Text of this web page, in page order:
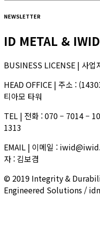
NEWSLETTER
ID METAL &
BUSINESS LICENSE | 사
HEAD OFFICE | 주소 :
티아모 타워
TEL | 전화 : 070 – 7014 –
1313
EMAIL | 이메일 :
자 : 김보겸
© 2019 Integrity &
Engineered Solutions /